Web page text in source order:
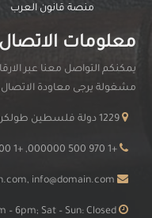
منصة قانون العرب
معلومات الاتصال
يمكنكم التواصل معنا عبر
مشغولة يرجى معاودة الاتصال
+1 970 500 000000, +1 000 0000 000